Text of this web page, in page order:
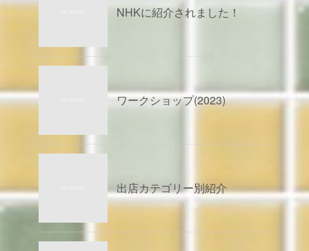
NHKに紹介されました！
ワークショップ(2023)
出店カテゴリー別紹介